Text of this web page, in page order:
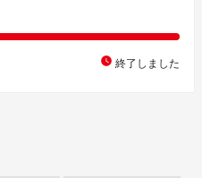
watch_later 終了しました